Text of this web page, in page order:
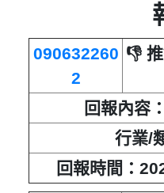
090632260
2
👎
回報內容
行業/
回報時間：